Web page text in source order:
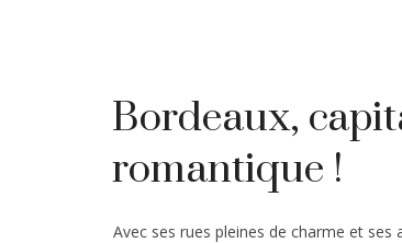
Bordeaux,
romantique !
Avec ses rues pleines de charme et ses